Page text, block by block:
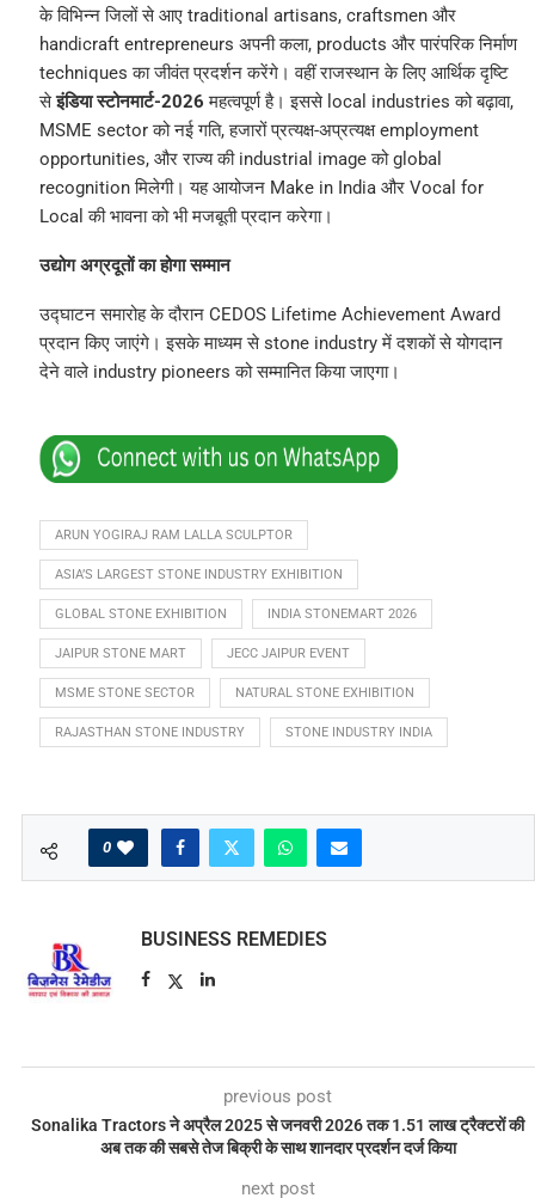
के विभिन्न जिलों से आए traditional artisans, craftsmen और
handicraft entrepreneurs अपनी कला, products और पारंपरिक निर्माण
techniques का जीवंत प्रदर्शन करेंगे। वहीं राजस्थान के लिए आर्थिक दृष्टि
सेइंडिया स्टोनमार्ट-2026 महत्वपूर्ण है। इससे local industries को बढ़ावा,
MSME sector को नई गति, हजारों प्रत्यक्ष-अप्रत्यक्ष employment
opportunities, और राज्य की industrial image को global
recognition मिलेगी। यह आयोजन Make in India और Vocal for
Local की भावना को भी मजबूती प्रदान करेगा।
उद्योग अग्रदूतों का होगा सम्मान
उद्घाटन समारोह के दौरान CEDOS Lifetime Achievement Award
प्रदान किए जाएंगे। इसके माध्यम से stone industry में दशकों से योगदान
देने वाले industry pioneers को सम्मानित किया जाएगा।
ARUN YOGIRAJ RAM LALLA SCULPTOR
ASIA’S LARGEST STONE INDUSTRY EXHIBITION
GLOBAL STONE EXHIBITION INDIA STONEMART 2026
JAIPUR STONE MART JECC JAIPUR EVENT
MSME STONE SECTOR NATURAL STONE EXHIBITION
RAJASTHAN STONE INDUSTRY STONE INDUSTRY INDIA
0
BUSINESS REMEDIES
previous post
Sonalika Tractors ने अप्रैल 2025 से जनवरी 2026 तक 1.51 लाख ट्रैक्टरों की
अब तक की सबसे तेज बिक्री के साथ शानदार प्रदर्शन दर्ज किया
next post